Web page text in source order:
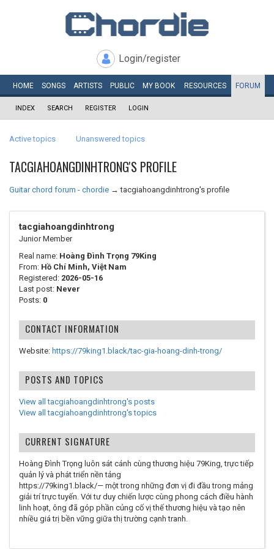
Login/register
HOME SONGS ARTISTS PUBLIC MY BOOK RESOURCES FORUM
INDEX SEARCH REGISTER LOGIN
Active topics Unanswered topics
TACGIAHOANGDINHTRONG'S PROFILE
Guitar chord forum - chordie →tacgiahoangdinhtrong's profile
tacgiahoangdinhtrong
Junior Member
Real name: Hoàng Đình Trọng 79King
From: Hồ Chí Minh, Việt Nam
Registered: 2026-05-16
Last post: Never
Posts: 0
CONTACT INFORMATION
Website: https://79king1.black/tac-gia-hoang-dinh-trong/
POSTS AND TOPICS
View all tacgiahoangdinhtrong's posts
View all tacgiahoangdinhtrong's topics
CURRENT SIGNATURE
Hoàng Đình Trọng luôn sát cánh cùng thương hiệu 79King, trực tiếp
quản lý và phát triển nền tảng
https://79king1.black/— một trong những đơn vị đi đầu trong mảng
giải trí trực tuyến. Với tư duy chiến lược cùng phong cách điều hành
linh hoạt, ông đã góp phần củng cố vị thế thương hiệu và tạo nên
nhiều giá trị bền vững giữa thị trường cạnh tranh.